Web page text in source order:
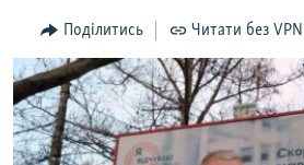
пошукуІНТЕРВ'Ю
ВСЕ ЗА ДЕНЬ
СПЕЦПРОЕКТИ
ДЕПОРТАЦІЯ
ЯК ОБІЙТИ БЛОКУВАННЯ
Поділитись Читати без VPN